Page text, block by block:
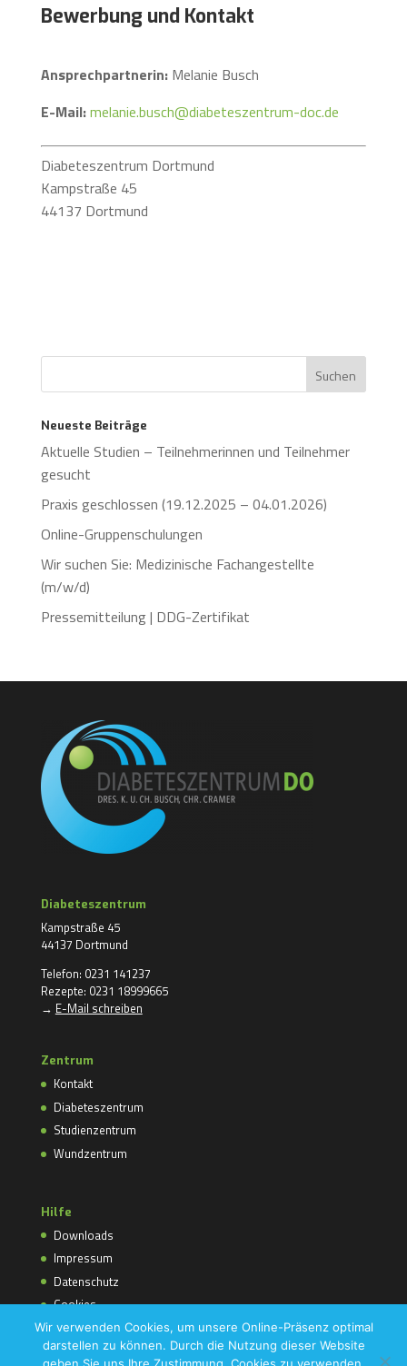
Bewerbung und Kontakt
Ansprechpartnerin:Melanie Busch
E-Mail:melanie.busch@diabeteszentrum-doc.de
Diabeteszentrum Dortmund
Kampstraße 45
44137 Dortmund
Neueste Beiträge
Aktuelle Studien – Teilnehmerinnen und Teilnehmer
gesucht
Praxis geschlossen (19.12.2025 – 04.01.2026)
Online-Gruppenschulungen
Wir suchen Sie: Medizinische Fachangestellte
(m/w/d)
Pressemitteilung | DDG-Zertifikat
Diabeteszentrum
Kampstraße 45
44137 Dortmund
Telefon: 0231 141237
Rezepte: 0231 18999665
→ E-Mail schreiben
Zentrum
Kontakt
Diabeteszentrum
Studienzentrum
Wundzentrum
Hilfe
Downloads
Impressum
Datenschutz
Cookies
Wir verwenden Cookies, um unsere Online-Präsenz optimal
darstellen zu können. Durch die Nutzung dieser Website